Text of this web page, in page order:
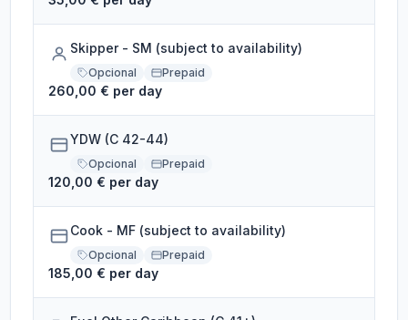
Skipper - SM (subject to availability)
Opcional Prepaid
260,00 € per day
YDW (C 42-44)
Opcional Prepaid
120,00 € per day
Cook - MF (subject to availability)
Opcional Prepaid
185,00 € per day